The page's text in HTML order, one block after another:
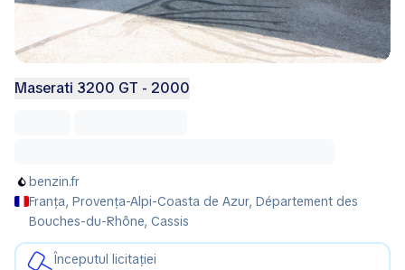
Maserati 3200 GT - 2000
benzin.fr
Franța, Provența-Alpi-Coasta de Azur, Département des
Bouches-du-Rhône, Cassis
Începutul licitației